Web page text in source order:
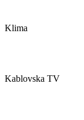
Klima
Kablovska TV